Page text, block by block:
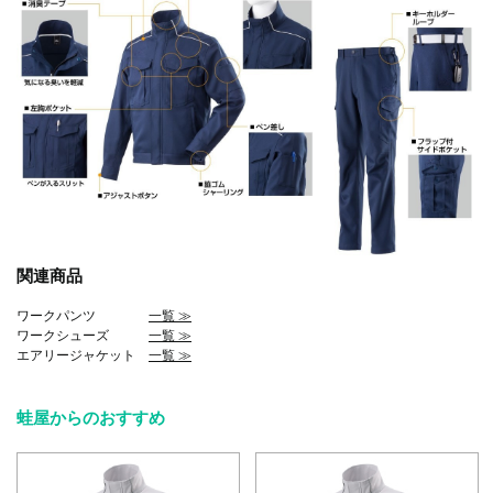
関連商品
ワークパンツ 一覧 ≫
ワークシューズ 一覧 ≫
エアリージャケット 一覧 ≫
蛙屋からのおすすめ